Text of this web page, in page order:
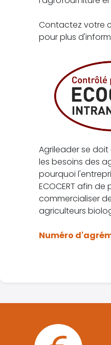
Contactez votre
pour plus
Agrileader se
les besoins des
pourquoi
ECOCERT afin de
commercialiser
agriculteurs
Numéro